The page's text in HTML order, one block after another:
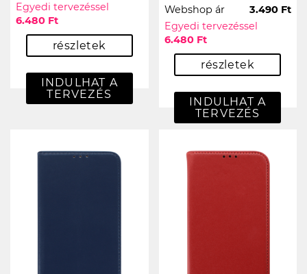
Egyedi tervezéssel
6.480 Ft
részletek
INDULHAT A
TERVEZÉS
Webshop ár
3.490 Ft
Egyedi tervezéssel
6.480 Ft
részletek
INDULHAT A
TERVEZÉS